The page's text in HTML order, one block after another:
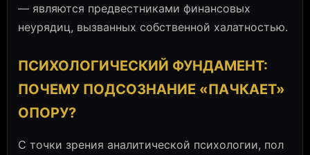
— являются предвестниками финансовых
неурядиц, вызванных собственной халатностью.
ПСИХОЛОГИЧЕСКИЙ ФУНДАМЕНТ:
ПОЧЕМУ ПОДСОЗНАНИЕ «ПАЧКАЕТ»
ОПОРУ?
С точки зрения аналитической психологии, пол